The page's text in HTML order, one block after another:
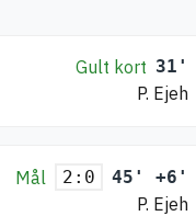
Gult kort 31'
P. Ejeh
Mål 2:0 45' +6'
P. Ejeh